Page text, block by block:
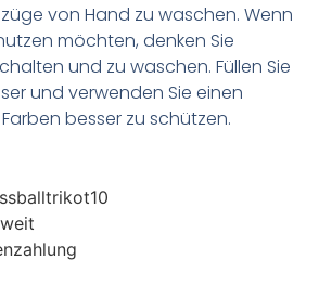
von Hand zu waschen. Wenn
möchten, denken Sie
und zu waschen. Füllen Sie
und verwenden Sie einen
besser zu schützen.